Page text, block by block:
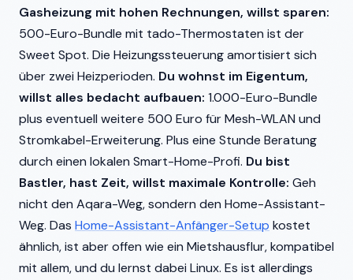
Gasheizung mit hohen Rechnungen, willst sparen:
500-Euro-Bundle mit tado-Thermostaten ist der
Sweet Spot. Die Heizungssteuerung amortisiert sich
über zwei Heizperioden. Du wohnst im Eigentum,
willst alles bedacht aufbauen: 1.000-Euro-Bundle
plus eventuell weitere 500 Euro für Mesh-WLAN und
Stromkabel-Erweiterung. Plus eine Stunde Beratung
durch einen lokalen Smart-Home-Profi. Du bist
Bastler, hast Zeit, willst maximale Kontrolle: Geh
nicht den Aqara-Weg, sondern den Home-Assistant-
Weg. Das Home-Assistant-Anfänger-Setup kostet
ähnlich, ist aber offen wie ein Mietshausflur, kompatibel
mit allem, und du lernst dabei Linux. Es ist allerdings